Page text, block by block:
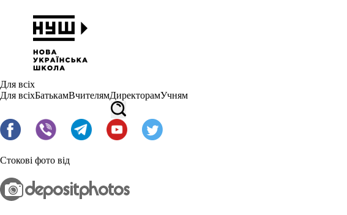
Для всіх
Для всіхБатькамВчителямДиректорамУчням
Стокові фото від